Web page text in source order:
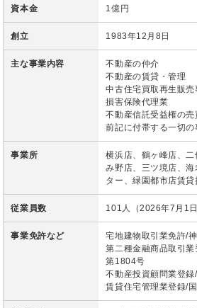
資本金 1億円
創立 1983年12月8日
主な事業内容
不動産の仲介
不動産の賃貸・管理
中古住宅買取再生販売
損害保険代理業
不動産信託受益権の売
前記に付帯する一切の
事業所
横浜店、鶴ヶ峰店、
み野店、三ツ境店、
ター、緑園都市店賃貸
従業員数 101人（2026年7月1日
事業免許など
宅地建物取引業免許/
第二種金融商品取引業
第1804号
不動産投資顧問業登
賃貸住宅管理業登録/